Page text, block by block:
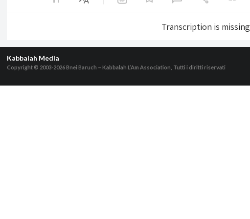
Transcription is missing
Kabbalah Media
Copyright © 2003-2026Bnei Baruch – Kabbalah L’Am Association, Tutti i diritti riservati